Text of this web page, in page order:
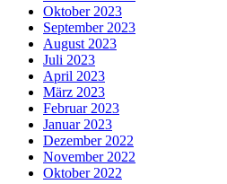
Oktober 2023
September 2023
August 2023
Juli 2023
April 2023
März 2023
Februar 2023
Januar 2023
Dezember 2022
November 2022
Oktober 2022